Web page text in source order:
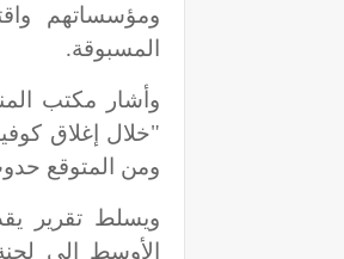
ومؤسساتهم
المسبوقة.
وأشار مكتب
ومن المتوقع
ويسلط تقرير
الأوسط الى